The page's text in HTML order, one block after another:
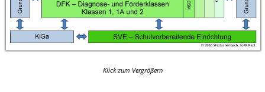
Klick zum Vergrößern